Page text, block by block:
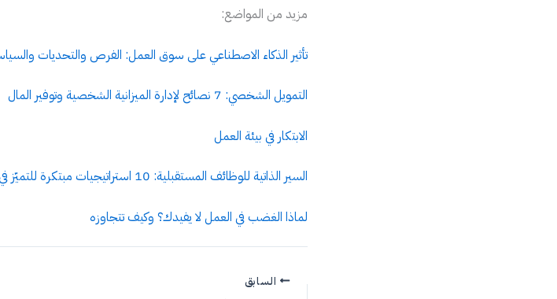
مزيد من المواضع:
تأثير الذكاء الاصطناعي على سوق العمل: الفرص والتحديات
التمويل الشخصي: 7 نصائح لإدارة الميزانية الشخصية وتوفير المال
الابتكار في بيئة العمل
السير الذاتية للوظائف المستقبلية: 10 استراتيجيات مبتكرة للتميّز في عالم العمل المتغير
لماذا الغضب في العمل لا يفيدك؟ وكيف تتجاوزه
السابق